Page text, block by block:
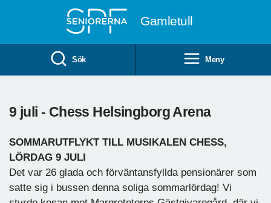
Gamletull
Sök Meny
9 juli - Chess Helsingborg Arena
SOMMARUTFLYKT TILL MUSIKALEN CHESS,
LÖRDAG 9 JULI
Det var 26 glada och förväntansfyllda pensionärer som
satte sig i bussen denna soliga sommarlördag! Vi